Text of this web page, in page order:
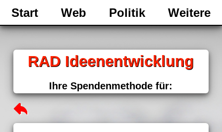
Start Web Politik Weitere
RAD Ideenentwicklung
Ihre Spendenmethode für: